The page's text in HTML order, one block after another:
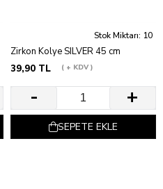
Stok Miktarı: 10
Zirkon Kolye SILVER 45 cm
39,90 TL
+ KDV
SEPETE EKLE